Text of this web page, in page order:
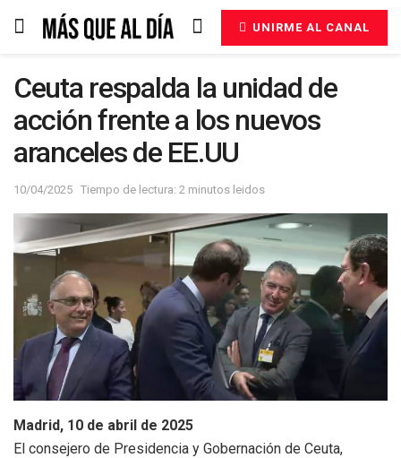
UNIRME AL CANAL
Ceuta respalda la unidad de
acción frente a los nuevos
aranceles de EE.UU
10/04/2025 Tiempo de lectura: 2 minutos leidos
Madrid, 10 de abril de 2025
El consejero de Presidencia y Gobernación de Ceuta,